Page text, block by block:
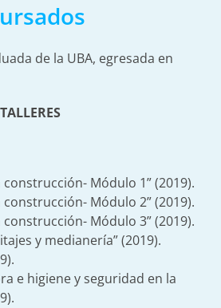
de la UBA, egresada en
construcción- Módulo 1” (2019).
construcción- Módulo 2” (2019).
construcción- Módulo 3” (2019).
y medianería” (2019).
e higiene y seguridad en la